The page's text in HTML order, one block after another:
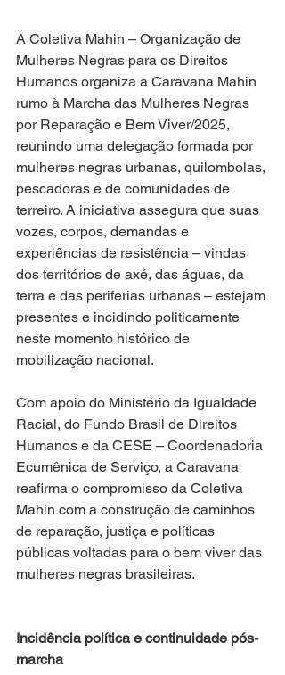
A Coletiva Mahin – Organização de
Mulheres Negras para os Direitos
Humanos organiza a Caravana Mahin
rumo à Marcha das Mulheres Negras
por Reparação e Bem Viver/2025,
reunindo uma delegação formada por
mulheres negras urbanas, quilombolas,
pescadoras e de comunidades de
terreiro. A iniciativa assegura que suas
vozes, corpos, demandas e
experiências de resistência – vindas
dos territórios de axé, das águas, da
terra e das periferias urbanas – estejam
presentes e incidindo politicamente
neste momento histórico de
mobilização nacional.
Com apoio do Ministério da Igualdade
Racial, do Fundo Brasil de Direitos
Humanos e da CESE – Coordenadoria
Ecumênica de Serviço, a Caravana
reafirma o compromisso da Coletiva
Mahin com a construção de caminhos
de reparação, justiça e políticas
públicas voltadas para o bem viver das
mulheres negras brasileiras.
Incidência política e continuidade pós-
marcha